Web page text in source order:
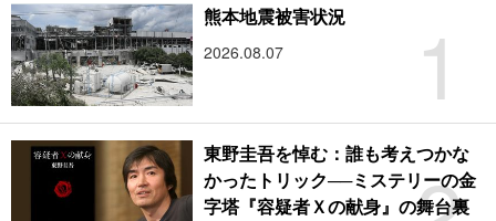
1
熊本地震被害状況
2026.08.07
東野圭吾を悼む：誰も考えつかな
かったトリック──ミステリーの金
字塔『容疑者Ｘの献身』の舞台裏